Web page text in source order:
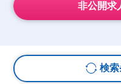
非公開求
検索